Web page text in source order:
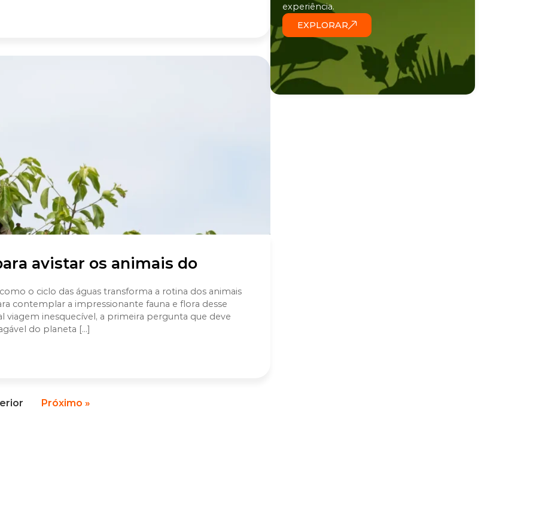
avistar os animais do
o ciclo das águas transforma a rotina dos animais
contemplar a impressionante fauna e flora desse
viagem inesquecível, a primeira pergunta que deve
do planeta […]
Próximo »
experiência.
EXPLORAR